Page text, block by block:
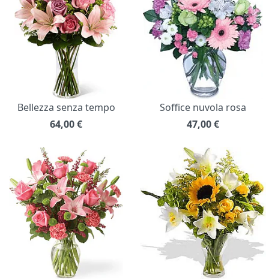
Bellezza senza tempo
64,00€
Soffice nuvola rosa
47,00€